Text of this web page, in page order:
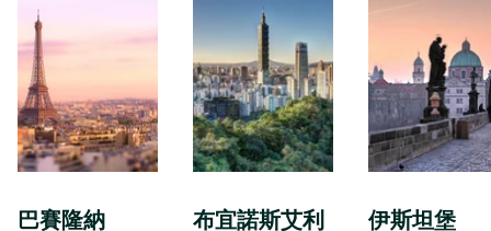
巴賽隆納
布宜諾斯艾利
伊斯坦堡